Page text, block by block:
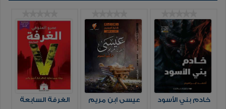
خادم بني الأسود عيسى ابن مريم الغرفة السابعة